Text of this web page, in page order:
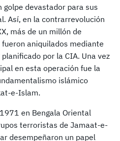
golpe devastador para sus
Así, en la contrarrevolución
más de un millón de
aniquilados mediante
por la CIA. Una vez
en esta operación fue la
islámico
e-Islam.
en Bengala Oriental
terroristas de Jamaat-e-
desempeñaron un papel